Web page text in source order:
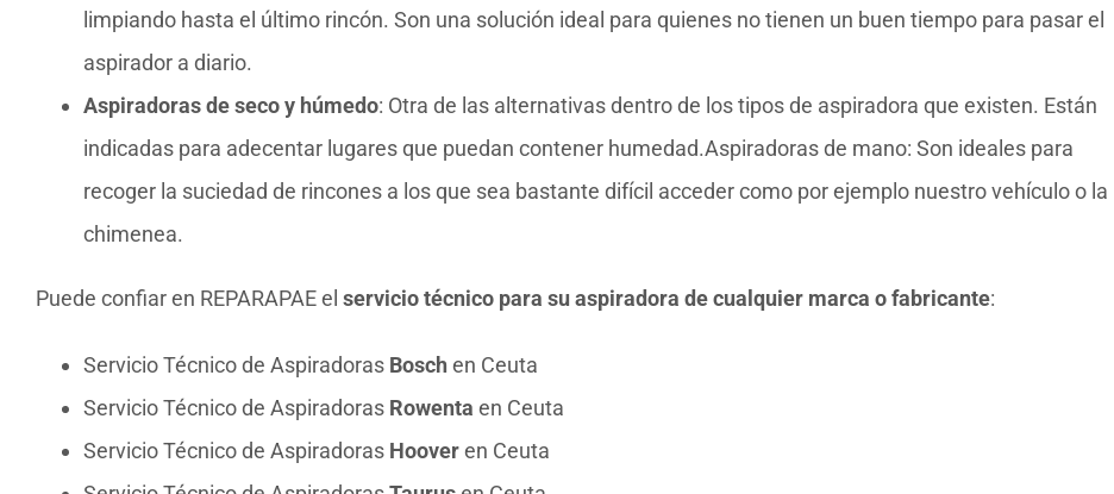
limpiando hasta el último rincón. Son una solución ideal para quienes no tienen un buen tiempo para pasar el
aspirador a diario.
Aspiradoras de seco y húmedo: Otra de las alternativas dentro de los tipos de aspiradora que existen. Están
indicadas para adecentar lugares que puedan contener humedad.Aspiradoras de mano: Son ideales para
recoger la suciedad de rincones a los que sea bastante difícil acceder como por ejemplo nuestro vehículo o la
chimenea.
Puede confiar en REPARAPAE el servicio técnico para su aspiradora de cualquier marca o fabricante:
Servicio Técnico de Aspiradoras Boschen Ceuta
Servicio Técnico de Aspiradoras Rowenta en Ceuta
Servicio Técnico de Aspiradoras Hooveren Ceuta